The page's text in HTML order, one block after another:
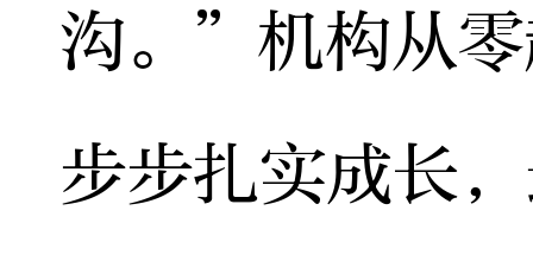
沟。”机构从
步步扎实成长